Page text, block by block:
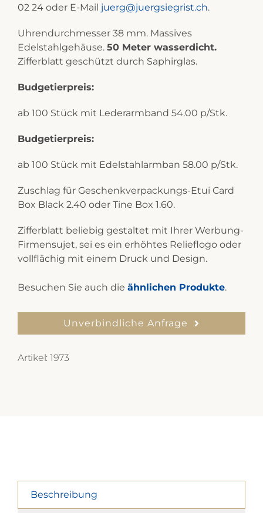
02 24 oder E-Mail juerg@juergsiegrist.ch.
Uhrendurchmesser 38 mm. Massives
Edelstahlgehäuse. 50 Meter wasserdicht.
Zifferblatt geschützt durch Saphirglas.
Budgetierpreis:
ab 100 Stück mit Lederarmband 54.00 p/Stk.
Budgetierpreis:
ab 100 Stück mit Edelstahlarmban 58.00 p/Stk.
Zuschlag für Geschenkverpackungs-Etui Card
Box Black 2.40 oder Tine Box 1.60.
Zifferblatt beliebig gestaltet mit Ihrer Werbung-
Firmensujet, sei es ein erhöhtes Relieflogo oder
vollflächig mit einem Druck und Design.
Besuchen Sie auch die ähnlichen Produkte.
Unverbindliche Anfrage
Artikel: 1973
Beschreibung